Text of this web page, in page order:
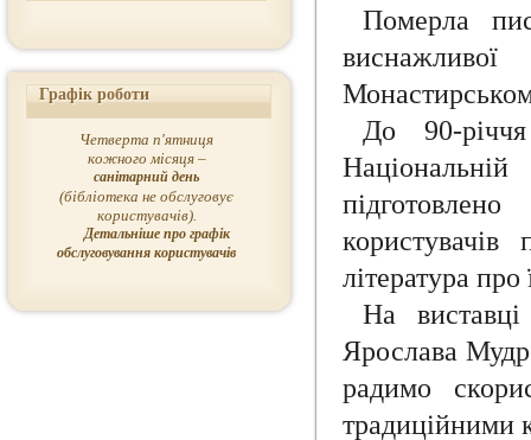
Графік роботи
Четверта п'ятниця
кожного місяця –
санітарний день
(бібліотека не обслуговує
користувачів).
Детальніше про графік
обслуговування користувачів
Померла
До 90-
література про
На
Ярослава
радимо
традиційними